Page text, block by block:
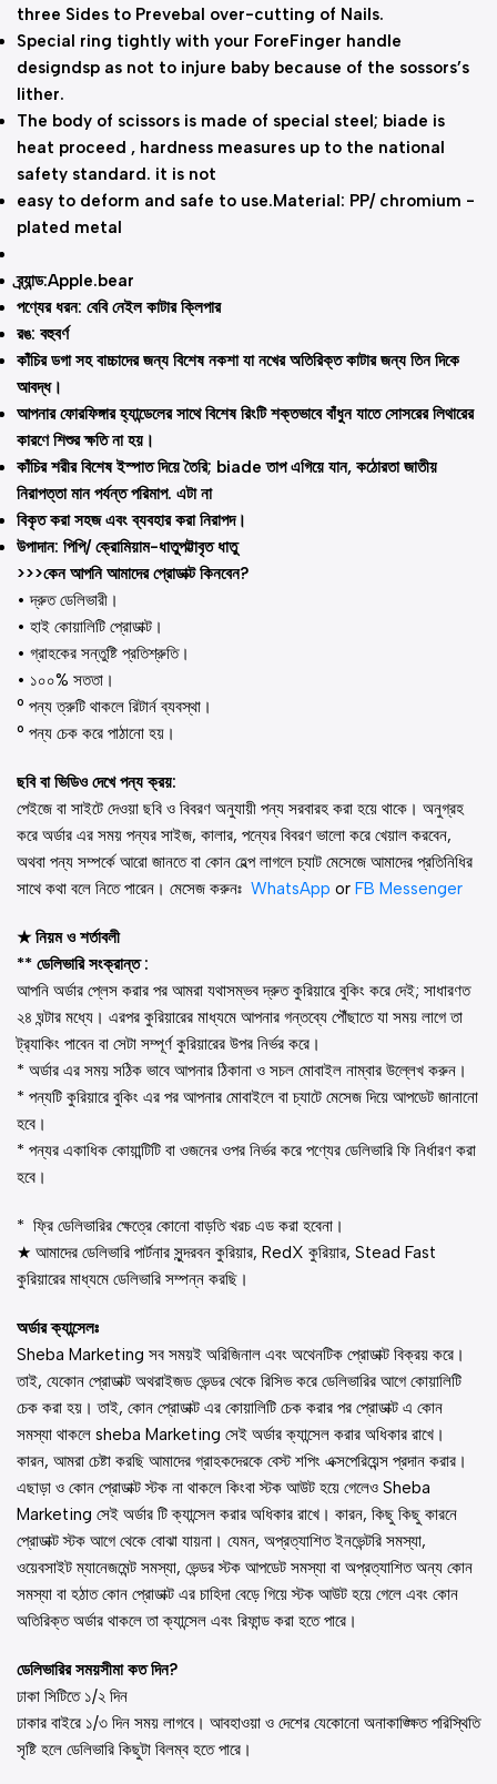
three Sides to Prevebal over-cutting of Nails.
Special ring tightly with your ForeFinger handle
designdsp as not to injure baby because of the sossors’s
lither.
The body of scissors is made of special steel; biade is
heat proceed , hardness measures up to the national
safety standard. it is not
easy to deform and safe to use.Material: PP/ chromium -
plated metal
ব্র্যান্ড:Apple.bear
পণ্যের ধরন: বেবি নেইল কাটার ক্লিপার
রঙ: বহুবর্ণ
কাঁচির ডগা সহ বাচ্চাদের জন্য বিশেষ নকশা যা নখের অতিরিক্ত কাটার জন্য তিন দিকে
আবদ্ধ।
আপনার ফোরফিঙ্গার হ্যান্ডেলের সাথে বিশেষ রিংটি শক্তভাবে বাঁধুন যাতে সোসরের লিথারের
কারণে শিশুর ক্ষতি না হয়।
কাঁচির শরীর বিশেষ ইস্পাত দিয়ে তৈরি; biade তাপ এগিয়ে যান, কঠোরতা জাতীয়
নিরাপত্তা মান পর্যন্ত পরিমাপ. এটা না
বিকৃত করা সহজ এবং ব্যবহার করা নিরাপদ।
উপাদান: পিপি/ ক্রোমিয়াম-ধাতুপট্টাবৃত ধাতু
>>>কেন আপনি আমাদের প্রোডাক্ট কিনবেন?
• দ্রুত ডেলিভারী।
• হাই কোয়ালিটি প্রোডাক্ট।
• গ্রাহকের সন্তুষ্টি প্রতিশ্রুতি।
• ১০০% সততা।
° পন্য ত্রুটি থাকলে রিটার্ন ব্যবস্থা।
° পন্য চেক করে পাঠানো হয়।
ছবি বা ভিডিও দেখে পন্য ক্রয়:
পেইজে বা সাইটে দেওয়া ছবি ও বিবরণ অনুযায়ী পন্য সরবারহ করা হয়ে থাকে। অনুগ্রহ
করে অর্ডার এর সময় পন্যর সাইজ, কালার, পন্যের বিবরণ ভালো করে খেয়াল করবেন,
অথবা পন্য সম্পর্কে আরো জানতে বা কোন হেল্প লাগলে চ্যাট মেসেজে আমাদের প্রতিনিধির
সাথে কথা বলে নিতে পারেন। মেসেজ করুনঃ WhatsApp or FB Messenger
★ নিয়ম ও শর্তাবলী
** ডেলিভারি সংক্রান্ত :
আপনি অর্ডার প্লেস করার পর আমরা যথাসম্ভব দ্রুত কুরিয়ারে বুকিং করে দেই; সাধারণত
২৪ ঘন্টার মধ্যে। এরপর কুরিয়ারের মাধ্যমে আপনার গন্তব্যে পৌঁছাতে যা সময় লাগে তা
ট্র‍্যাকিং পাবেন বা সেটা সম্পূর্ণ কুরিয়ারের উপর নির্ভর করে।
* অর্ডার এর সময় সঠিক ভাবে আপনার ঠিকানা ও সচল মোবাইল নাম্বার উল্লেখ করুন।
* পন্যটি কুরিয়ারে বুকিং এর পর আপনার মোবাইলে বা চ্যাটে মেসেজ দিয়ে আপডেট জানানো
হবে।
* পন্যর একাধিক কোয়ান্টিটি বা ওজনের ওপর নির্ভর করে পণ্যের ডেলিভারি ফি নির্ধারণ করা
হবে।
* ফ্রি ডেলিভারির ক্ষেত্রে কোনো বাড়তি খরচ এড করা হবেনা।
★ আমাদের ডেলিভারি পার্টনার সুন্দরবন কুরিয়ার, RedX কুরিয়ার, Stead Fast
কুরিয়ারের মাধ্যমে ডেলিভারি সম্পন্ন করছি।
অর্ডার ক্যান্সেলঃ
Sheba Marketing সব সময়ই অরিজিনাল এবং অথেনটিক প্রোডাক্ট বিক্রয় করে।
তাই, যেকোন প্রোডাক্ট অথরাইজড ভেন্ডর থেকে রিসিভ করে ডেলিভারির আগে কোয়ালিটি
চেক করা হয়। তাই, কোন প্রোডাক্ট এর কোয়ালিটি চেক করার পর প্রোডাক্ট এ কোন
সমস্যা থাকলে sheba Marketing সেই অর্ডার ক্যান্সেল করার অধিকার রাখে।
কারন, আমরা চেষ্টা করছি আমাদের গ্রাহকদেরকে বেস্ট শপিং এক্সপেরিয়েন্স প্রদান করার।
এছাড়া ও কোন প্রোডাক্ট স্টক না থাকলে কিংবা স্টক আউট হয়ে গেলেও Sheba
Marketing সেই অর্ডার টি ক্যান্সেল করার অধিকার রাখে। কারন, কিছু কিছু কারনে
প্রোডাক্ট স্টক আগে থেকে বোঝা যায়না। যেমন, অপ্রত্যাশিত ইনভেন্টরি সমস্যা,
ওয়েবসাইট ম্যানেজমেন্ট সমস্যা, ভেন্ডর স্টক আপডেট সমস্যা বা অপ্রত্যাশিত অন্য কোন
সমস্যা বা হঠাত কোন প্রোডাক্ট এর চাহিদা বেড়ে গিয়ে স্টক আউট হয়ে গেলে এবং কোন
অতিরিক্ত অর্ডার থাকলে তা ক্যান্সেল এবং রিফান্ড করা হতে পারে।
ডেলিভারির সময়সীমা কত দিন?
ঢাকা সিটিতে ১/২ দিন
ঢাকার বাইরে ১/৩ দিন সময় লাগবে। আবহাওয়া ও দেশের যেকোনো অনাকাঙ্ক্ষিত পরিস্থিতি
সৃষ্টি হলে ডেলিভারি কিছুটা বিলম্ব হতে পারে।